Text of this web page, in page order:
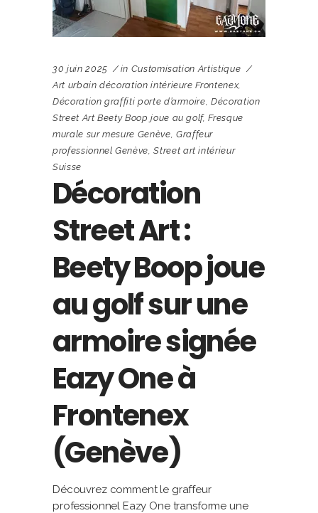
30 juin 2025 in Customisation Artistique
Art urbain décoration intérieure Frontenex,
Décoration graffiti porte d’armoire,Décoration
Street Art Beety Boop joue au golf,Fresque
murale sur mesure Genève, Graffeur
professionnel Genève,Street art intérieur
Suisse
Décoration
Street Art :
Beety Boop joue
au golf sur une
armoire signée
Eazy One à
Frontenex
(Genève)
Découvrez comment le graffeur
professionnel Eazy One transforme une